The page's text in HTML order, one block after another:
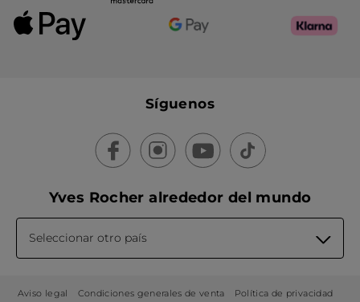
Síguenos
Yves Rocher alrededor del mundo
Seleccionar otro país
Aviso legal Condiciones generales de venta
Política de privacidad